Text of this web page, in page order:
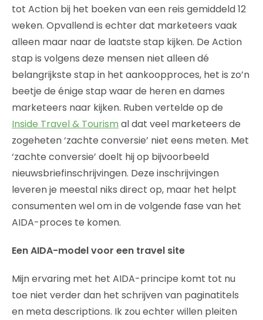
tot Action bij het boeken van een reis gemiddeld 12
weken. Opvallend is echter dat marketeers vaak
alleen maar naar de laatste stap kijken. De Action
stap is volgens deze mensen niet alleen dé
belangrijkste stap in het aankoopproces, het is zo’n
beetje de énige stap waar de heren en dames
marketeers naar kijken. Ruben vertelde op de
Inside Travel & Tourism al dat veel marketeers de
zogeheten ‘zachte conversie’ niet eens meten. Met
‘zachte conversie’ doelt hij op bijvoorbeeld
nieuwsbriefinschrijvingen. Deze inschrijvingen
leveren je meestal niks direct op, maar het helpt
consumenten wel om in de volgende fase van het
AIDA-proces te komen.
Een AIDA-model voor een travel site
Mijn ervaring met het AIDA-principe komt tot nu
toe niet verder dan het schrijven van paginatitels
en meta descriptions. Ik zou echter willen pleiten